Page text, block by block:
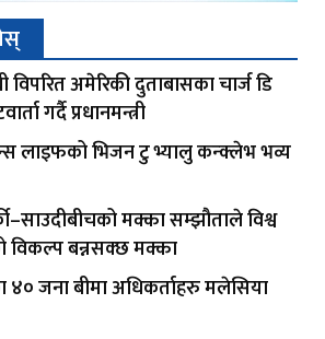
विपरित अमेरिकी दुताबासका चार्ज डि
गर्दै प्रधानमन्त्री
लाइफको भिजन टु भ्यालु कन्क्लेभ भव्य
मक्का सम्झौताले विश्व
विकल्प बन्नसक्छ मक्का
जना बीमा अधिकर्ताहरु मलेसिया